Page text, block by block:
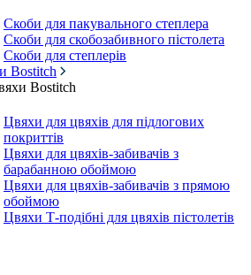
Скоби для пакувального степлера
Скоби для скобозабивного пістолета
Скоби для степлерів
Bostitch
Bostitch
Цвяхи для цвяхів для підлогових
покриттів
Цвяхи для цвяхів-забивачів з
барабанною обоймою
Цвяхи для цвяхів-забивачів з прямою
обоймою
Цвяхи Т-подібні для цвяхів пістолетів